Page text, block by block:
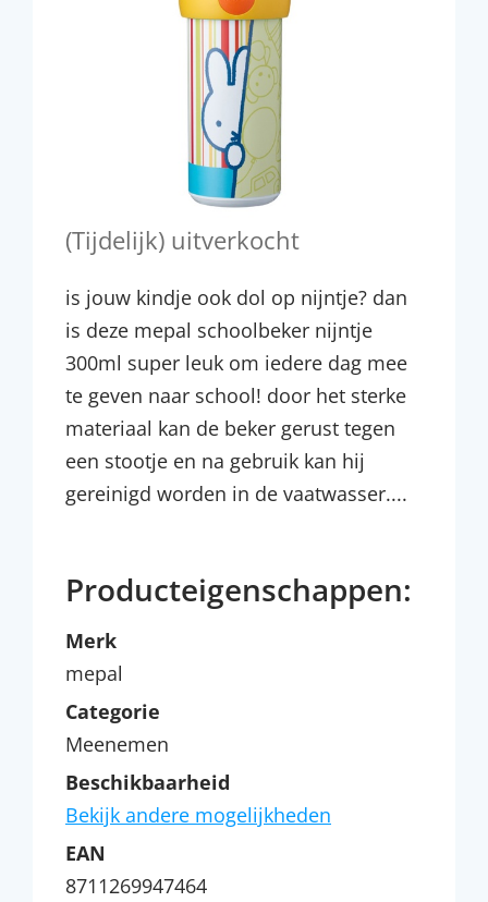
(Tijdelijk) uitverkocht
is jouw kindje ook dol op nijntje? dan
is deze mepal schoolbeker nijntje
300ml super leuk om iedere dag mee
te geven naar school! door het sterke
materiaal kan de beker gerust tegen
een stootje en na gebruik kan hij
gereinigd worden in de vaatwasser....
Producteigenschappen:
Merk
mepal
Categorie
Meenemen
Beschikbaarheid
Bekijk andere mogelijkheden
EAN
8711269947464